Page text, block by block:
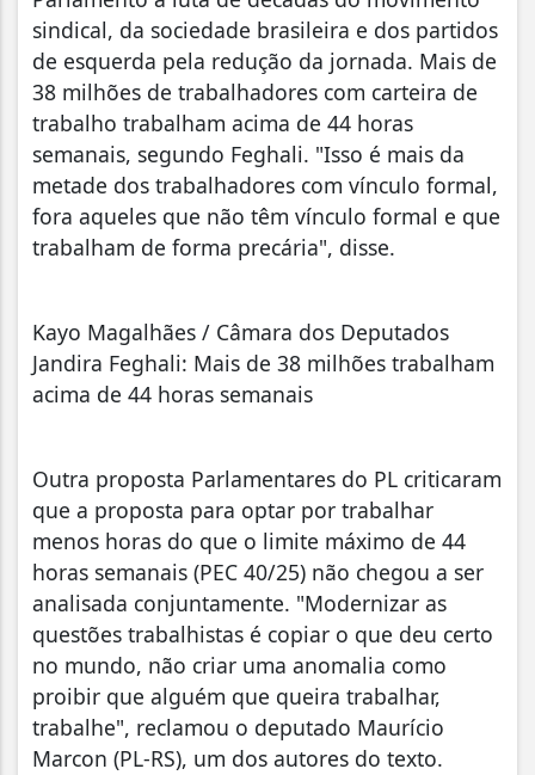
sindical, da sociedade brasileira e dos partidos
de esquerda pela redução da jornada. Mais de
38 milhões de trabalhadores com carteira de
trabalho trabalham acima de 44 horas
semanais, segundo Feghali. "Isso é mais da
metade dos trabalhadores com vínculo formal,
fora aqueles que não têm vínculo formal e que
trabalham de forma precária", disse.
Kayo Magalhães / Câmara dos Deputados
Jandira Feghali: Mais de 38 milhões trabalham
acima de 44 horas semanais
Outra proposta Parlamentares do PL criticaram
que a proposta para optar por trabalhar
menos horas do que o limite máximo de 44
horas semanais (PEC 40/25) não chegou a ser
analisada conjuntamente. "Modernizar as
questões trabalhistas é copiar o que deu certo
no mundo, não criar uma anomalia como
proibir que alguém que queira trabalhar,
trabalhe", reclamou o deputado Maurício
Marcon (PL-RS), um dos autores do texto.